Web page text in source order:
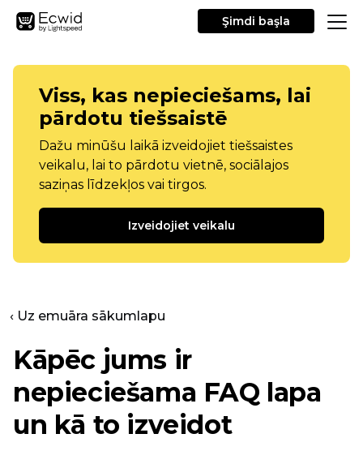
Şimdi başla
Viss, kas nepieciešams, lai
pārdotu tiešsaistē
Dažu minūšu laikā izveidojiet tiešsaistes
veikalu, lai to pārdotu vietnē, sociālajos
saziņas līdzekļos vai tirgos.
Izveidojiet veikalu
‹ Uz emuāra sākumlapu
Kāpēc jums ir
nepieciešama FAQ lapa
un kā to izveidot